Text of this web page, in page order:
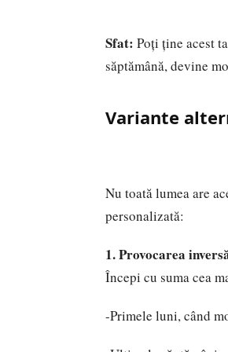
Sfat: Poți ține acest
săptămână, devine
Variante
Nu toată lumea are
personalizată:
1. Provocarea
Începi cu suma cea
-Primele luni, când